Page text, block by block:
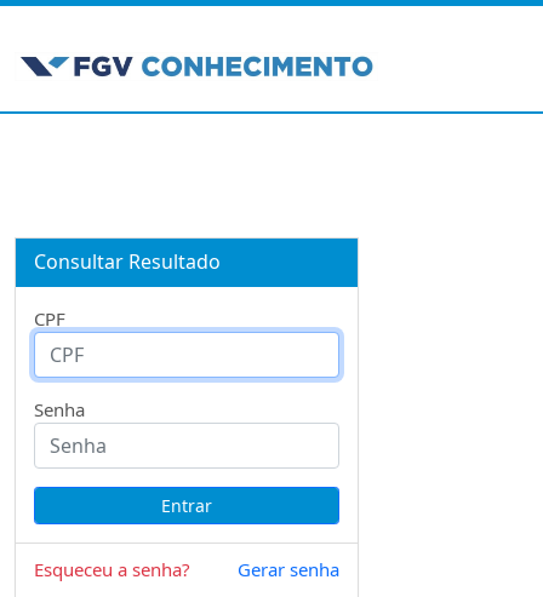
Consultar Resultado
CPF
Senha
Esqueceu a senha? Gerar senha